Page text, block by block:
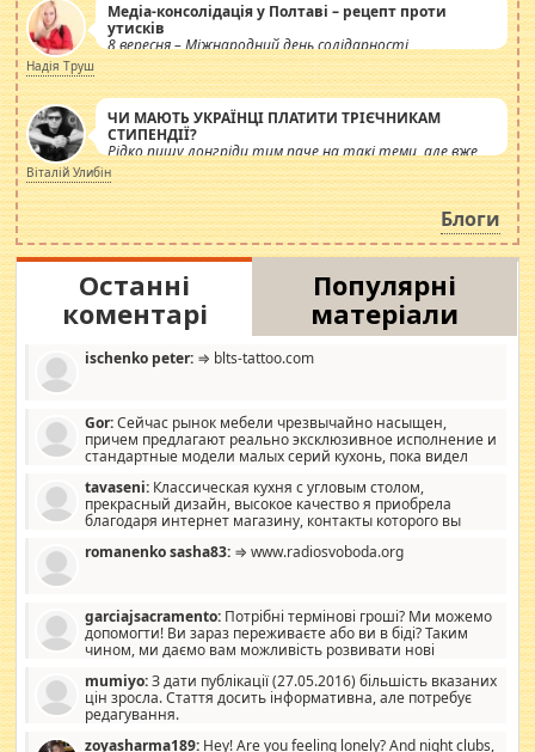
Медіа-консолідація у Полтаві – рецепт проти
утисків
8 вересня – Міжнародний день солідарності
журналістів.
Надія Труш
ЧИ МАЮТЬ УКРАЇНЦІ ПЛАТИТИ ТРІЄЧНИКАМ
СТИПЕНДІЇ?
Рідко пишу лонгріди тим паче на такі теми, але вже
просто дістало! Обурюють сьогоднішні інсенуації
навколо стипендіального питання. Штучно
роздувається ще одна соціальна катастрофа.
Віталій Улибін
Блоги
Останні
коментарі
Популярні
матеріали
ischenko peter: ⇒ blts-tattoo.com
Gor:Сейчас рынок мебели чрезвычайно насыщен,
причем предлагают реально эксклюзивное исполнение и
стандартные модели малых серий кухонь, пока видел
стандартные формы, в MebelOk, креативненько и что главное -
со вкусом все в порядке, без ненужных наворотов удорожающих
мебель, а это не последний фактор.
tavaseni: Классическая кухня с угловым столом,
прекрасный дизайн, высокое качество я приобрела
благодаря интернет магазину, контакты которого вы
romanenko sasha83: ⇒ www.radiosvoboda.org
garciajsacramento: Потрібні термінові гроші? Ми можемо
допомогти! Ви зараз переживаєте або ви в біді? Таким
чином, ми даємо вам можливість розвивати нові
допомагати людям, які намагаються дати їм шанс. Кожен
заслуговує на другий шанс, і, оскільки влада не зможе, вони
повинні приймати від інших. Для нас нема багато суми, і зрілість
mumiyo:З дати публікації (27.05.2016) більшість вказаних
цін зросла. Стаття досить інформативна, але потребує
редагування.
zoyasharma189: Hey! Are you feeling lonely? And night clubs,